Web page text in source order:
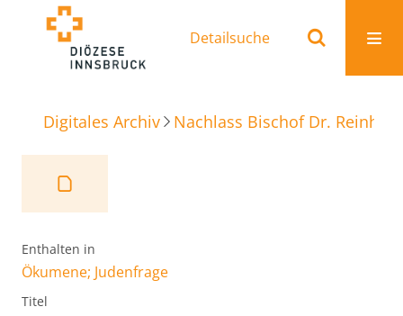
Detailsuche
Digitales Archiv Nachlass Bischof Dr.
Enthalten in
Ökumene; Judenfrage
Titel